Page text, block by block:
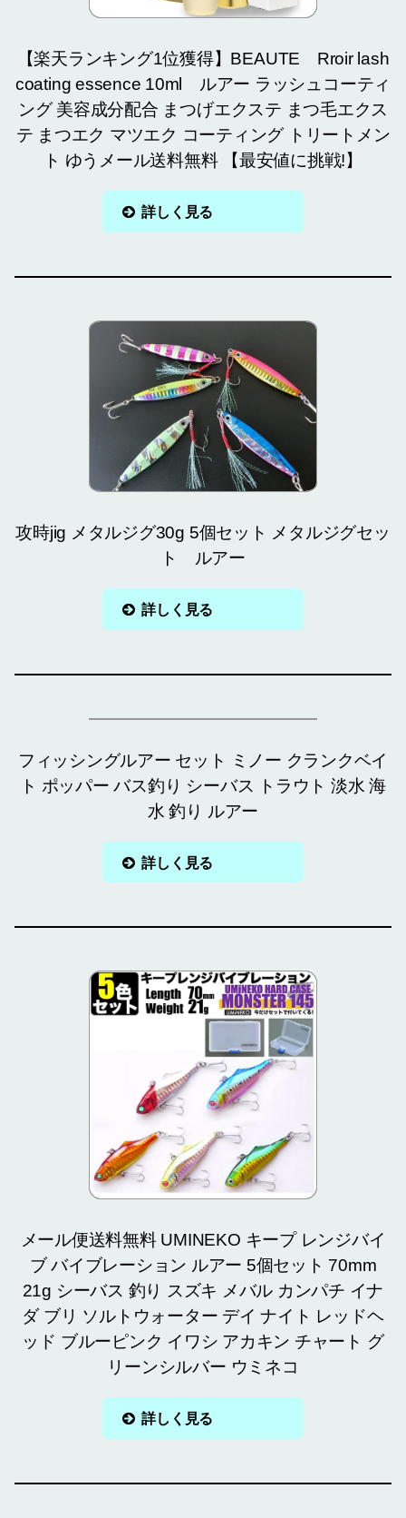
【楽天ランキング1位獲得】BEAUTE Rroir lash
coating essence 10ml ルアー ラッシュコーティ
ング 美容成分配合 まつげエクステ まつ毛エクス
テ まつエク マツエク コーティング トリートメン
ト ゆうメール送料無料 【最安値に挑戦!】
詳しく見る
攻時jig メタルジグ30g 5個セット メタルジグセッ
ト ルアー
詳しく見る
フィッシングルアー セット ミノー クランクベイ
ト ポッパー バス釣り シーバス トラウト 淡水 海
水 釣り ルアー
詳しく見る
メール便送料無料 UMINEKO キープ レンジバイ
ブ バイブレーション ルアー 5個セット 70mm
21g シーバス 釣り スズキ メバル カンパチ イナ
ダ ブリ ソルトウォーター デイ ナイト レッドヘ
ッド ブルーピンク イワシ アカキン チャート グ
リーンシルバー ウミネコ
詳しく見る